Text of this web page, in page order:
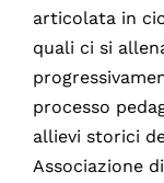
articolata in
quali ci si
processo
allievi storici
Associazione